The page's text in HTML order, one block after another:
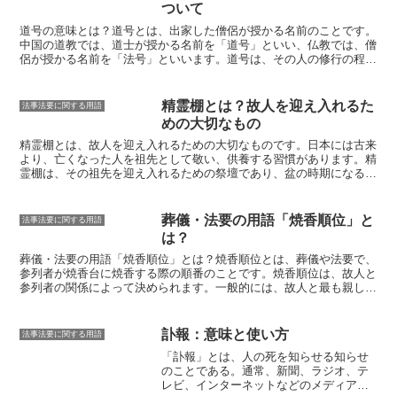
ついて
道号の意味とは？道号とは、出家した僧侶が授かる名前のことです。
中国の道教では、道士が授かる名前を「道号」といい、仏教では、僧
侶が授かる名前を「法号」といいます。道号は、その人の修行の程度
を表し、2番目の文字は、その人の性格や資質を表しています。3番
目の文字と4番目の文字は、その人の修行の程度や、その人の性格や
資質をさらに詳しく表しています。例えば、「玄奘」という道号は、
「玄」が修行の程度を表し、「奘」が性格や資質を表しています。
「玄」は、玄妙で深いことを表し、「奘」は、包容力のあることを表
しています。したがって、「玄奘」という道号は、修行の程度が高
法事法要に関する用語
精霊棚とは？故人を迎え入れるた
めの大切なもの
精霊棚とは、故人を迎え入れるための大切なものです。
日本には古来
より、亡くなった人を祖先として敬い、供養する習慣があります。精
霊棚は、その祖先を迎え入れるための祭壇であり、盆の時期になる
棚は「祖霊棚」と呼ばれていて、仏教の教えに基づいて、故人の魂を
供養するためのものでした。江戸時代になると、精霊棚は庶民の間に
も広まり、「盆棚」と呼ばれるようになりました。盆棚は、盆の時期
になると各家庭で設けられ、故人の魂を迎え入れて供養するもので
す。現代でも、精霊棚は多くの家庭で設けられています。精霊棚は、
故人を迎え入れるための大切なものであり、盆の時期には、精霊棚を
法事法要に関する用語
葬儀・法要の用語「焼香順位」と
は？
葬儀・法要の用語「焼香順位」とは？焼香順位とは、葬儀や法要で、
参列者が焼香台に焼香する際の順番のことです。焼香順位は、故人と
参列者の関係によって決められます。一般的には、故人と最も親しい
参列者は、焼香順位が決められたら、その順番に従って焼香します。
法事法要に関する用語 訃報：意味と使い方
「訃報」とは、人の死を知らせる知らせ
のことである 。通常、新聞、ラジオ、テ
レビ、インターネットなどのメディアを